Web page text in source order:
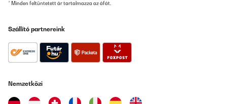
* Minden feltüntetett ár tartalmazza az áfát.
Szállító partnereink
Nemzetközi